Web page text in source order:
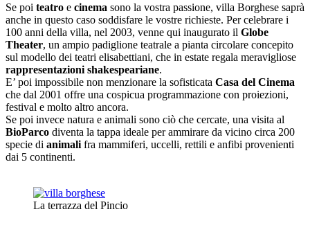
Se poi teatro e cinema sono la vostra passione, villa Borghese saprà
anche in questo caso soddisfare le vostre richieste. Per celebrare i
100 anni della villa, nel 2003, venne qui inaugurato il Globe
Theater, un ampio padiglione teatrale a pianta circolare concepito
sul modello dei teatri elisabettiani, che in estate regala meravigliose
rappresentazioni shakespeariane.
E’ poi impossibile non menzionare la sofisticata Casa del Cinema
che dal 2001 offre una cospicua programmazione con proiezioni,
festival e molto altro ancora.
Se poi invece natura e animali sono ciò che cercate, una visita al
BioParco diventa la tappa ideale per ammirare da vicino circa 200
specie di animali fra mammiferi, uccelli, rettili e anfibi provenienti
dai 5 continenti.
La terrazza del Pincio